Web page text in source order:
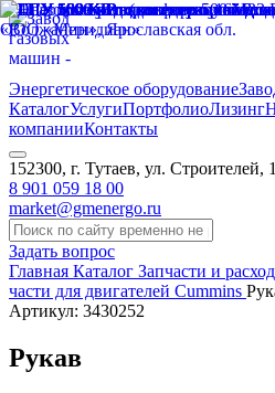
Энергетическое оборудование
КаталогУслугиПортфолиоЛизинг
компанииКонтакты
152300, г. Тутаев, ул. Строителей, 1
8 901 059 18 00
market@gmenergo.ru
Задать вопрос
Главная Каталог Запчасти и
части для двигателей Cummins
Артикул: 3430252
Рукав